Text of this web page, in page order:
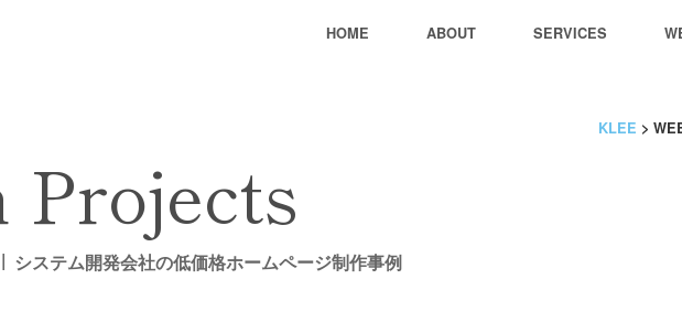
HOME ABOUT SERVICES
KLEE >
Projects
システム開発会社の低価格ホームページ制作事例